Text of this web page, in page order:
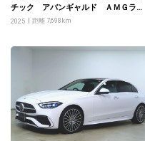
チック アバンギャルド ＡＭＧライ
ンパッケージ
2025 距離 7,698km